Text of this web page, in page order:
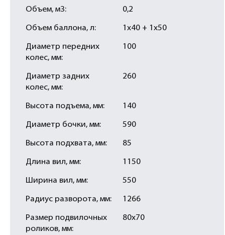
Объем, м3: 0,2
Объем баллона, л: 1х40 + 1х50
Диаметр передних
колес, мм:
100
Диаметр задних
колес, мм:
260
Высота подъема, мм: 140
Диаметр бочки, мм: 590
Высота подхвата, мм: 85
Длина вил, мм: 1150
Ширина вил, мм: 550
Радиус разворота, мм: 1266
Размер подвилочных
роликов, мм:
80х70